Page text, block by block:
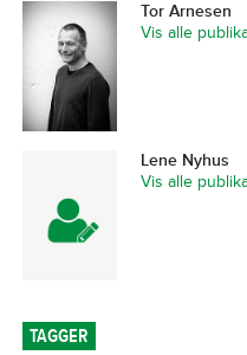
Tor Arnesen
Vis alle
Lene Nyhus
Vis alle
TAGGER